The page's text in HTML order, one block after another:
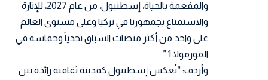
والمفعمة بالحياة، إسطنبول، من عام 2027، للإثارة
والاستمتاع بجمهورنا في تركيا وعلى مستوى العالم
على واحد من أكثر منصات السباق تحدياً وحماسة في
الفورمولا 1.”
وأردف: “تُعكس إسطنبول كمدينة ثقافية رائدة بين